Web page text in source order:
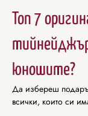
Топ 7
юношите?
Да избереш
всички, които си